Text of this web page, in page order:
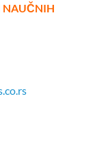
NAUČNIH